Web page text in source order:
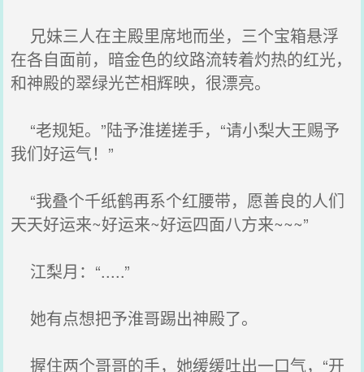
兄妹三人在主殿里席地而坐，三个宝箱悬浮
在各自面前，暗金色的纹路流转着灼热的红光，
和神殿的翠绿光芒相辉映，很漂亮。
“老规矩。”陆予淮搓搓手，“请小梨大王赐予
我们好运气！”
“我叠个千纸鹤再系个红腰带，愿善良的人们
天天好运来~好运来~好运四面八方来~~~”
江梨月：“.....”
她有点想把予淮哥踢出神殿了。
握住两个哥哥的手，她缓缓吐出一口气，“开